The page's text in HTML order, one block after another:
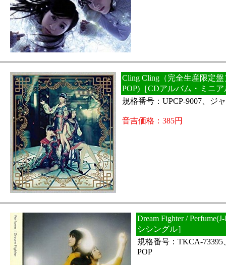
Cling Cling（完全生産限定盤
POP)［CDアルバム・ミニ
規格番号：UPCP-9007、ジ
音吉価格：385円
Dream Fighter /
シシングル］
規格番号：TKCA-73395
POP